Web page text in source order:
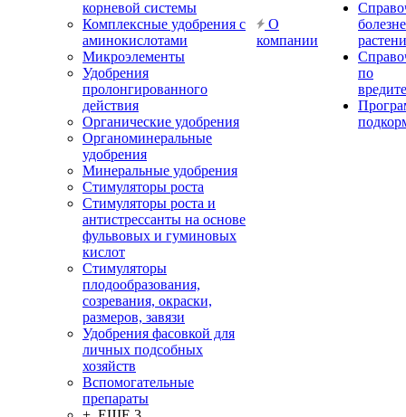
корневой системы
Комплексные удобрения с
аминокислотами
Микроэлементы
Удобрения
пролонгированного
действия
Органические удобрения
Органоминеральные
удобрения
Минеральные удобрения
Стимуляторы роста
Стимуляторы роста и
антистрессанты на основе
фульвовых и гуминовых
кислот
Стимуляторы
плодообразования,
созревания, окраски,
размеров, завязи
Удобрения фасовкой для
личных подсобных
хозяйств
Вспомогательные
препараты
О
компании
по